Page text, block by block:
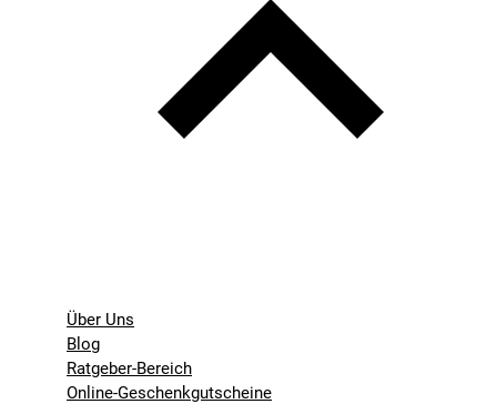
Über Uns
Blog
Ratgeber-Bereich
Online-Geschenkgutscheine